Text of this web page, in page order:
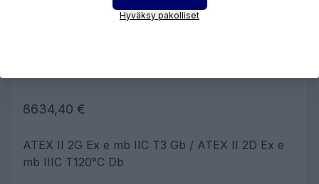
8634,40 €
ATEX II 2G Ex e mb IIC T3 Gb / ATEX II 2D Ex e
mb IIIC T120°C Db
Hyväksy pakolliset